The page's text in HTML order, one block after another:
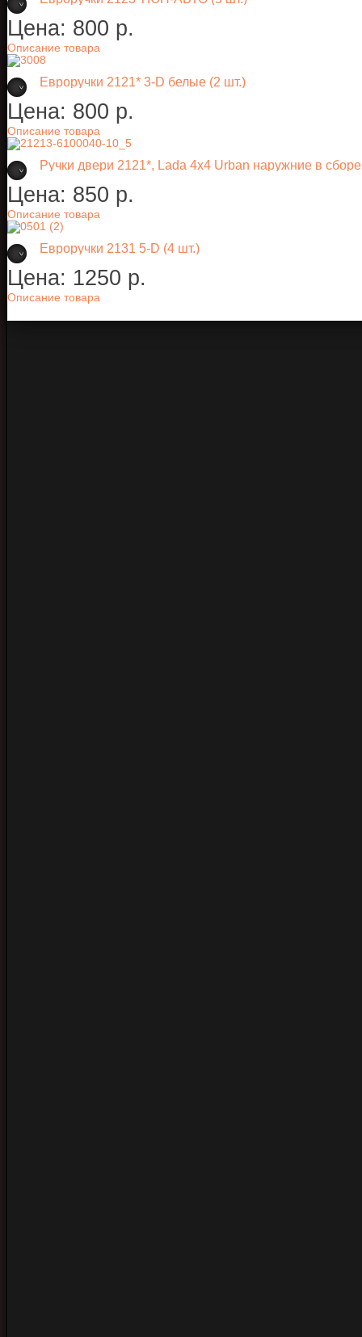
Цена: 800 p.
Описание товара
Евроручки 2121* 3-D белые (2 шт.)
Цена: 800 p.
Описание товара
Ручки двери 2121*, Lada 4х4 Urban наружние в
Цена: 850 p.
Описание товара
Евроручки 2131 5-D (4 шт.)
Цена: 1250 p.
Описание товара